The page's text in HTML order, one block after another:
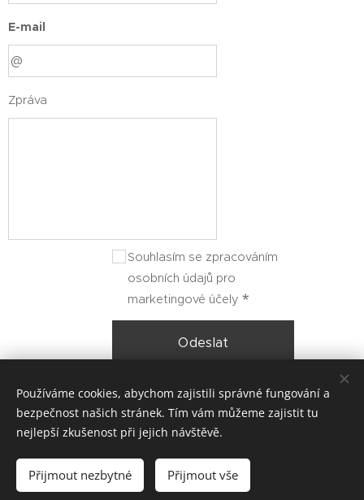
E-mail
Zpráva
Souhlasím se zpracováním
osobních údajů pro
marketingové účely
Odeslat
© 2020 CupákováTravel. Pod bořím 37, 763 14 Zlín -
Cookies
Používáme cookies, abychom zajistili správné fungování a
bezpečnost našich stránek. Tím vám můžeme zajistit tu
nejlepší zkušenost při jejich návštěvě.
Přijmout nezbytné Přijmout vše